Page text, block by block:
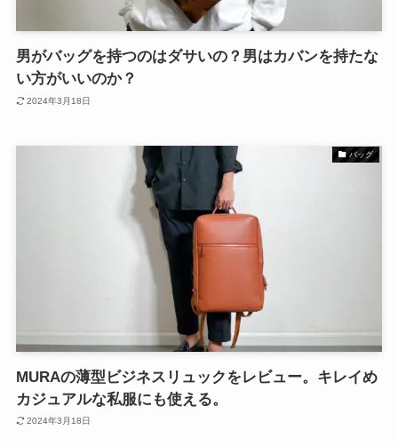
男がバッグを持つのはダサいの？男はカバンを持たな
い方がいいのか？
2024年3月18日
バッグ
MURAの薄型ビジネスリュックをレビュー。キレイめ
カジュアルな私服にも使える。
2024年3月18日